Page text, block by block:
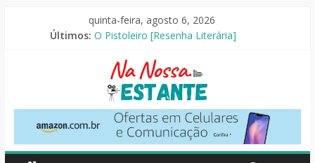
quinta-feira, agosto 6, 2026
Últimos: Seus Amigos e Vizinhos [Crítica]
O Pistoleiro [Resenha Literária]
As Ovelhas Detetives [Crítica]
Perdendo o Juizo [Crítica]
Slow Horses – 3ª Temporada [Crítica]
Na